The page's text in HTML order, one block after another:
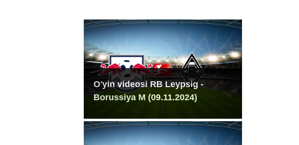
O'yin videosi RB Leypsig -
Borussiya M (09.11.2024)